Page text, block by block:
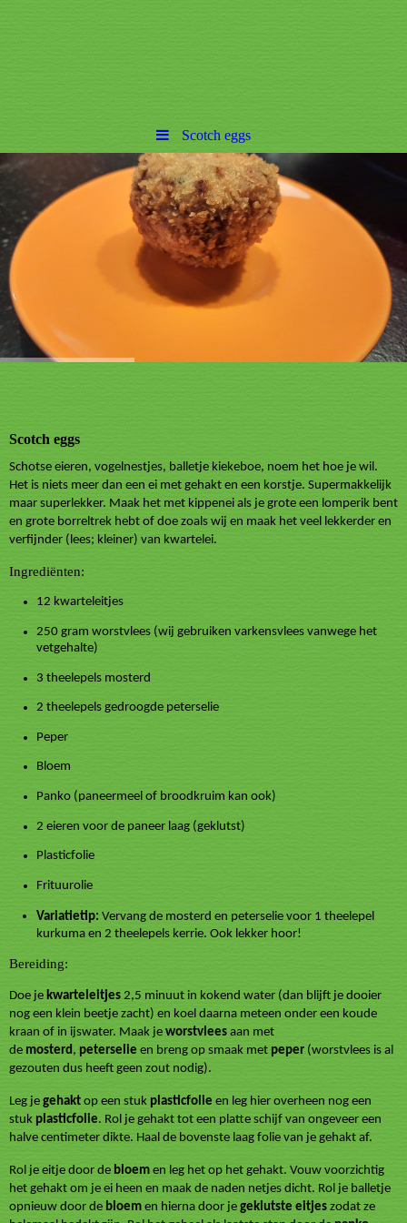
Scotch eggs
Scotch eggs
Schotse eieren, vogelnestjes, balletje kiekeboe, noem het hoe je wil.
Het is niets meer dan een ei met gehakt en een korstje. Supermakkelijk
maar superlekker. Maak het met kippenei als je grote een lomperik bent
en grote borreltrek hebt of doe zoals wij en maak het veel lekkerder en
verfijnder (lees; kleiner) van kwartelei.
Ingrediënten:
12 kwarteleitjes
250 gram worstvlees (wij gebruiken varkensvlees vanwege het
vetgehalte)
3 theelepels mosterd
2 theelepels gedroogde peterselie
Peper
Bloem
Panko (paneermeel of broodkruim kan ook)
2 eieren voor de paneer laag (geklutst)
Plasticfolie
Frituurolie
Variatietip: Vervang de mosterd en peterselie voor 1 theelepel
kurkuma en 2 theelepels kerrie. Ook lekker hoor!
Bereiding:
Doe je kwarteleitjes 2,5 minuut in kokend water (dan blijft je dooier
nog een klein beetje zacht) en koel daarna meteen onder een koude
kraan of in ijswater. Maak je worstvlees aan met
de mosterd, peterselie en breng op smaak met peper (worstvlees is al
gezouten dus heeft geen zout nodig).
Leg je gehakt op een stuk plasticfolie en leg hier overheen nog een
stuk plasticfolie. Rol je gehakt tot een platte schijf van ongeveer een
halve centimeter dikte. Haal de bovenste laag folie van je gehakt af.
Rol je eitje door de bloem en leg het op het gehakt. Vouw voorzichtig
het gehakt om je ei heen en maak de naden netjes dicht. Rol je balletje
opnieuw door de bloem en hierna door je geklutste eitjes zodat ze